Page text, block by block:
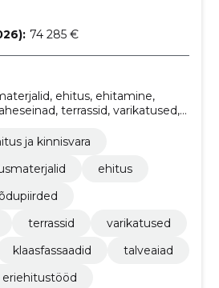
74 285 €
ehitus, ehitamine,
terrassid, varikatused,
Talveaiad
ja kinnisvara
ehitus
terrassid
varikatused
klaasfassaadid
talveaiad
eriehitustööd